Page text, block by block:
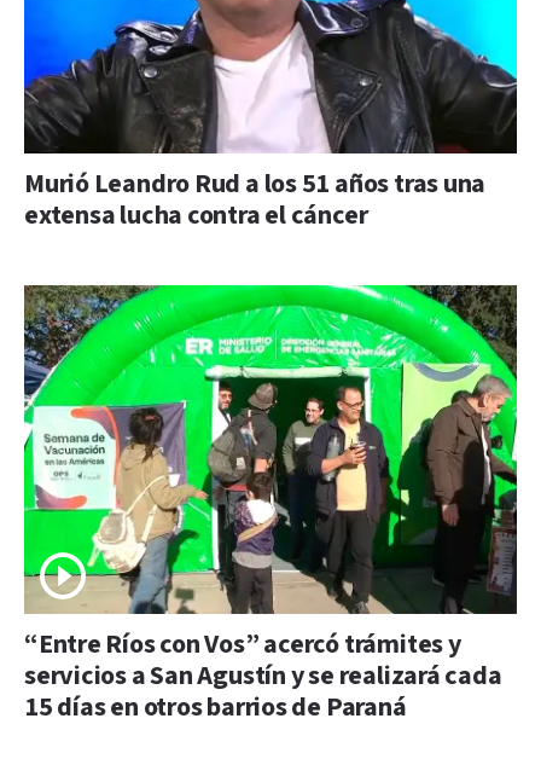
Murió Leandro Rud a los 51 años tras una
extensa lucha contra el cáncer
“Entre Ríos con Vos” acercó trámites y
servicios a San Agustín y se realizará cada
15 días en otros barrios de Paraná